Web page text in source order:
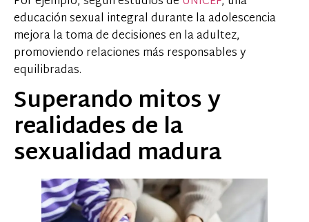
educación sexual integral durante la adolescencia
mejora la toma de decisiones en la adultez,
promoviendo relaciones más responsables y
equilibradas.
Superando mitos y
realidades de la
sexualidad madura